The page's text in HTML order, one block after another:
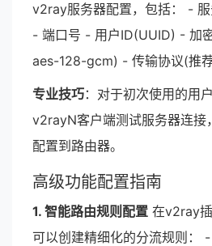
v2ray服务器配置，包括： -
- 端口号 - 用户ID(UUID) - 加
aes-128-gcm) - 传输协议(推
专业技巧：对于初次使用的用
v2rayN客户端测试服务器连接
配置到路由器。
高级功能配置指南
1. 智能路由规则配置 在v2ray
可以创建精细化的分流规则：